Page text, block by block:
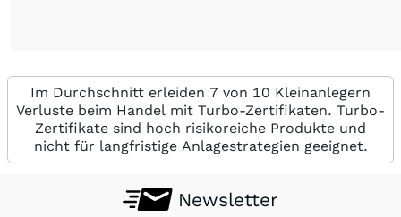
Im Durchschnitt erleiden 7 von 10 Kleinanlegern
Verluste beim Handel mit Turbo-Zertifikaten. Turbo-
Zertifikate sind hoch risikoreiche Produkte und
nicht für langfristige Anlagestrategien geeignet.
Newsletter